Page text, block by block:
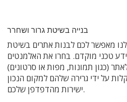
בנייה בשיטת גרור ושחרר
מאפשר לכם לבנות אתרים בשיטת
טכני מוקדם. בחרו את האלמנטים
(כגון תמונות, מפות או סרטונים)
על ידי גרירה שלהם למקום הנכון
ישירות מהדפדפן שלכם.